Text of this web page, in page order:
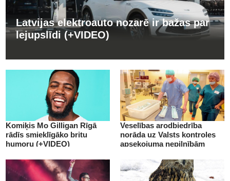
Latvijas elektroauto nozarē ir bažas par
lejupslīdi (+VIDEO)
Komiķis Mo Gilligan Rīgā
rādīs smieklīgāko britu
humoru (+VIDEO)
Veselības arodbiedrība
norāda uz Valsts kontroles
apsekojuma nepilnībām